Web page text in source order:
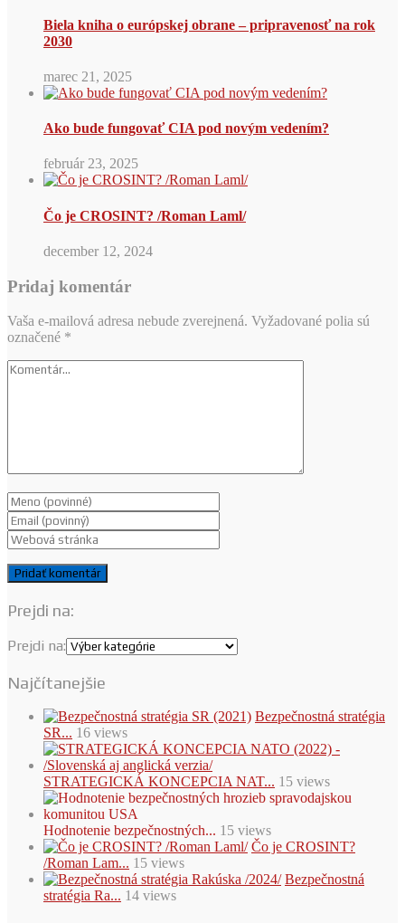
Biela kniha o európskej obrane – pripravenosť na rok
2030
marec 21, 2025
Ako bude fungovať CIA pod novým vedením?
február 23, 2025
Čo je CROSINT? /Roman Laml/
december 12, 2024
Pridaj komentár
Vaša e-mailová adresa nebude zverejnená. Vyžadované polia sú
označené *
Prejdi na:
Prejdi na:
Najčítanejšie
Bezpečnostná stratégia
SR... 16 views
STRATEGICKÁ KONCEPCIA NAT... 15 views
Hodnotenie bezpečnostných... 15 views
Čo je CROSINT?
/Roman Lam... 15 views
Bezpečnostná
stratégia Ra... 14 views